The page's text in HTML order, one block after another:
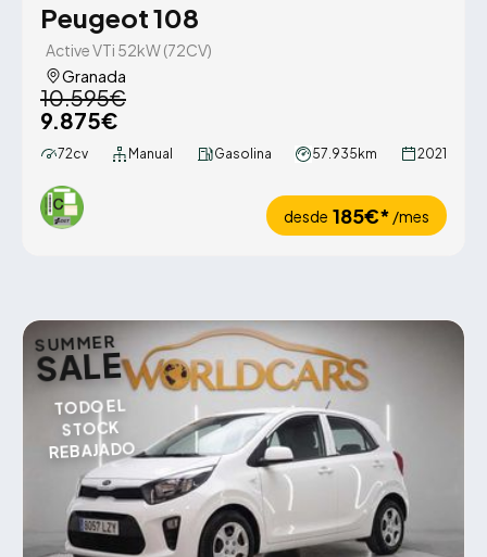
Peugeot 108
Active VTi 52kW (72CV)
Granada
10.595€
9.875€
72cv Manual Gasolina 57.935km 2021
desde 185€* /mes
SUMMER
SALE
TODO EL
STOCK
REBAJADO